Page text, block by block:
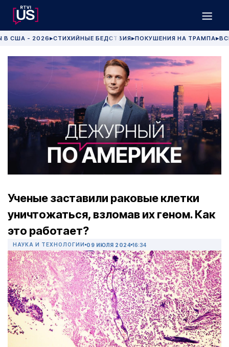
В США - 2026 ▶СТИХИЙНЫЕ БЕДСТВИЯ▶ПОКУШЕНИЯ НА ТРАМПА▶
Ученые заставили раковые клетки
уничтожаться, взломав их геном. Как
это работает?
НАУКА И ТЕХНОЛОГИИ 09 ИЮЛЯ 2024 16:34